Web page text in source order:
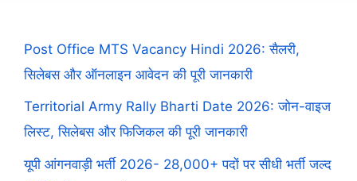
Post Office MTS Vacancy Hindi 2026: सैलरी,
सिलेबस और ऑनलाइन आवेदन की पूरी जानकारी
Territorial Army Rally Bharti Date 2026: जोन-वाइज
लिस्ट, सिलेबस और फिजिकल की पूरी जानकारी
यूपी आंगनवाड़ी भर्ती 2026- 28,000+ पदों पर सीधी भर्ती जल्द